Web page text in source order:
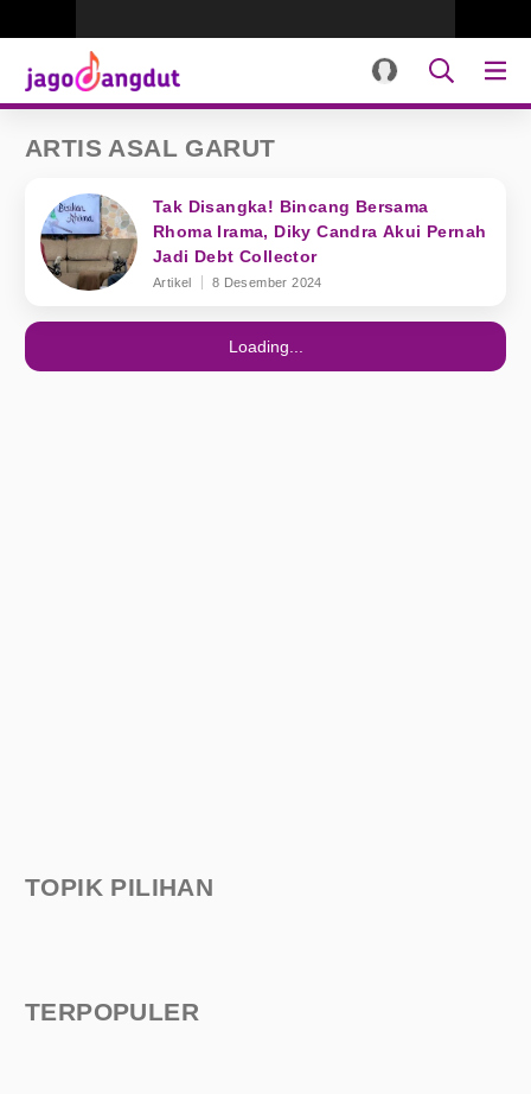
ARTIS ASAL GARUT
Tak Disangka! Bincang Bersama
Rhoma Irama, Diky Candra Akui Pernah
Jadi Debt Collector
Artikel 8 Desember 2024
Loading...
TOPIK PILIHAN
TERPOPULER